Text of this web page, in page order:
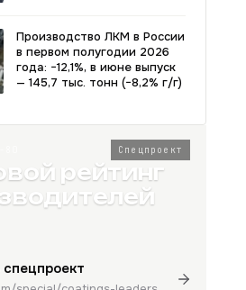
Производство ЛКМ в России
в первом полугодии 2026
года: −12,1%, в июне выпуск
— 145,7 тыс. тонн (−8,2% г/г)
Спецпроект
рейтинг